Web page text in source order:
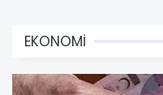
EKONOMİ